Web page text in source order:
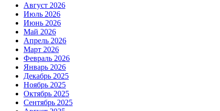
Август 2026
Июль 2026
Июнь 2026
Май 2026
Апрель 2026
Март 2026
Февраль 2026
Январь 2026
Декабрь 2025
Ноябрь 2025
Октябрь 2025
Сентябрь 2025